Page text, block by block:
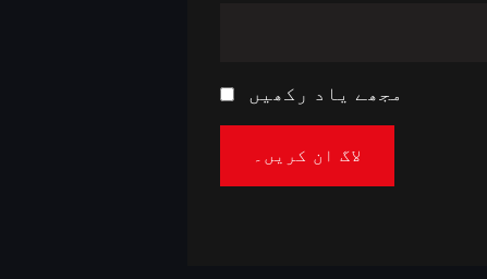
مجھے یاد رکھیں